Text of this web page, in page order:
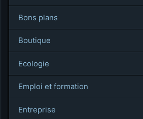
Bons plans
Boutique
Ecologie
Emploi et formation
Entreprise